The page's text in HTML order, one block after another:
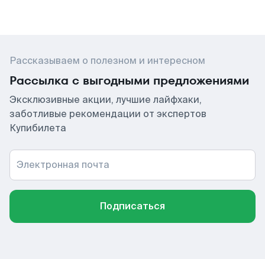
Рассказываем о полезном и интересном
Рассылка с выгодными предложениями
Эксклюзивные акции, лучшие лайфхаки,
заботливые рекомендации от экспертов
Купибилета
Электронная почта
Подписаться